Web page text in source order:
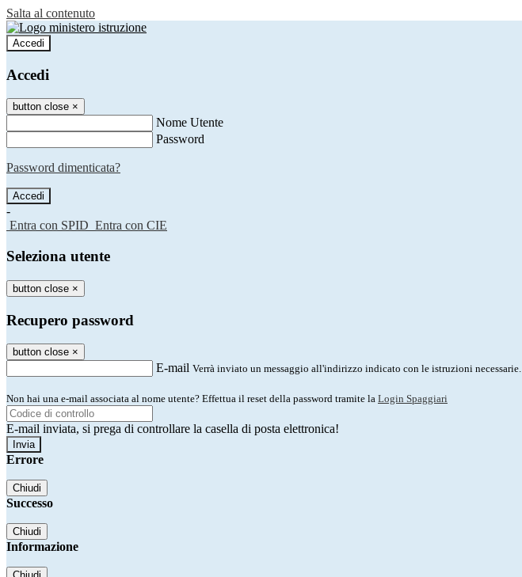
Salta al contenuto
Accedi
Accedi
button close ×
Nome Utente
Password
Password dimenticata?
-
Entra con SPID Entra con CIE
Seleziona utente
button close ×
Recupero password
button close ×
E-mail Verrà inviato un messaggio all'indirizzo indicato con le istruzioni necessarie.
Non hai una e-mail associata al nome utente? Effettua il reset della password tramite la Login Spaggiari
E-mail inviata, si prega di controllare la casella di posta elettronica!
Errore
Chiudi
Successo
Chiudi
Informazione